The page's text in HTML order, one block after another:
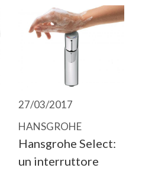
27/03/2017
HANSGROHE
Hansgrohe Select:
un interruttore